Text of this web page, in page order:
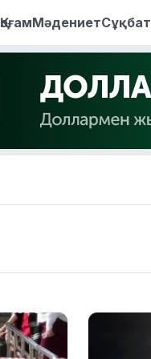
ҚоғамМәдениетСұқбат